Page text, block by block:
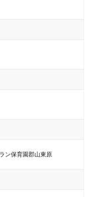
ン保育園郡山東原